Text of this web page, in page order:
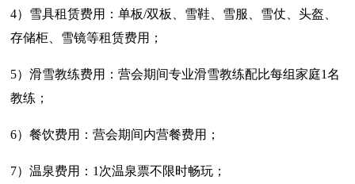
4）雪具租赁费用：单板/双板、雪鞋、雪服、雪仗、头盔、
存储柜、雪镜等租赁费用；
5）滑雪教练费用：营会期间专业滑雪教练配比每组家庭1名
教练；
6）餐饮费用：营会期间内营餐费用；
7）温泉费用：1次温泉票不限时畅玩；